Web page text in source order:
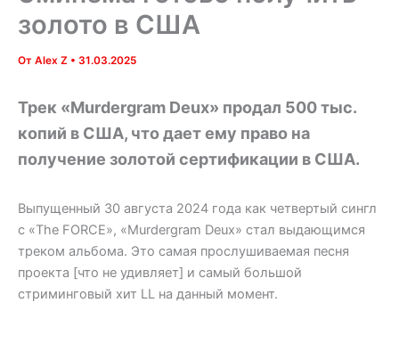
золото в США
От Alex Z • 31.03.2025
Трек «Murdergram Deux» продал 500 тыс.
копий в США, что дает ему право на
получение золотой сертификации в США.
Выпущенный 30 августа 2024 года как четвертый сингл
с «The FORCE», «Murdergram Deux» стал выдающимся
треком альбома. Это самая прослушиваемая песня
проекта [что не удивляет] и самый большой
стриминговый хит LL на данный момент.